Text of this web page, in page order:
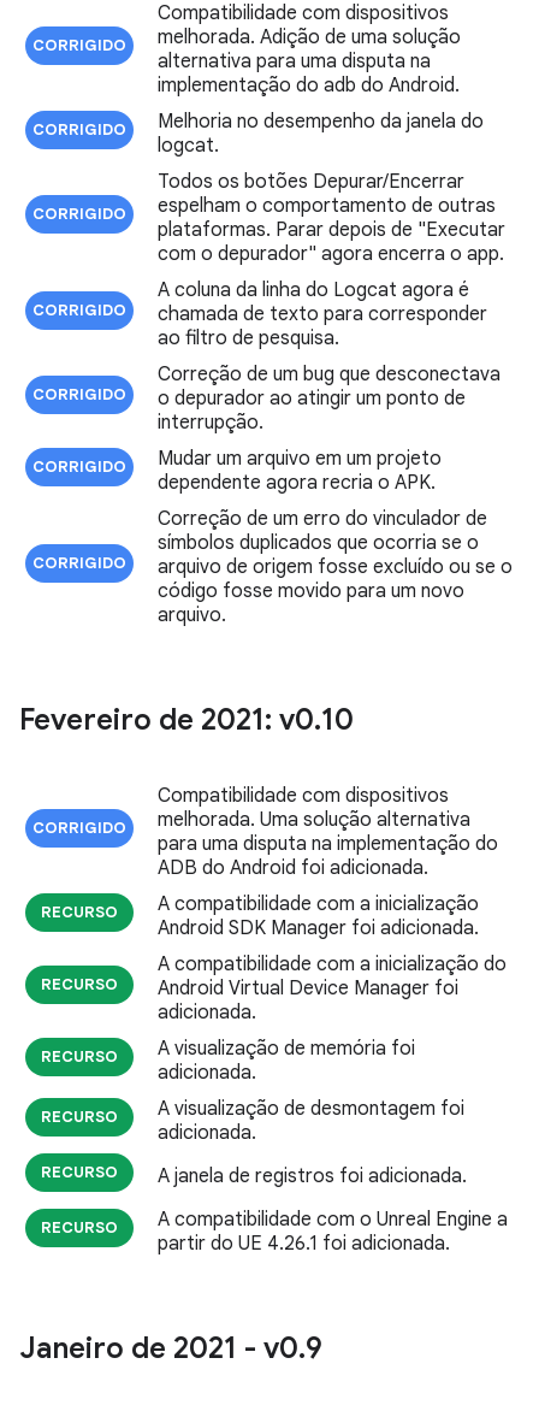
CORRIGIDO
Compatibilidade com dispositivos
melhorada. Adição de uma solução
alternativa para uma disputa na
implementação do adb do Android.
CORRIGIDO
Melhoria no desempenho da janela do
logcat.
CORRIGIDO
Todos os botões Depurar/Encerrar
espelham o comportamento de outras
plataformas. Parar depois de "Executar
com o depurador" agora encerra o app.
CORRIGIDO
A coluna da linha do Logcat agora é
chamada de texto para corresponder
ao filtro de pesquisa.
CORRIGIDO
Correção de um bug que desconectava
o depurador ao atingir um ponto de
interrupção.
CORRIGIDO
Mudar um arquivo em um projeto
dependente agora recria o APK.
CORRIGIDO
Correção de um erro do vinculador de
símbolos duplicados que ocorria se o
arquivo de origem fosse excluído ou se o
código fosse movido para um novo
arquivo.
Fevereiro de 2021: v0.10
CORRIGIDO
Compatibilidade com dispositivos
melhorada. Uma solução alternativa
para uma disputa na implementação do
ADB do Android foi adicionada.
RECURSO
A compatibilidade com a inicialização
Android SDK Manager foi adicionada.
RECURSO
A compatibilidade com a inicialização do
Android Virtual Device Manager foi
adicionada.
RECURSO
A visualização de memória foi
adicionada.
RECURSO
A visualização de desmontagem foi
adicionada.
RECURSO A janela de registros foi adicionada.
RECURSO
A compatibilidade com o Unreal Engine a
partir do UE 4.26.1 foi adicionada.
Janeiro de 2021 - v0.9